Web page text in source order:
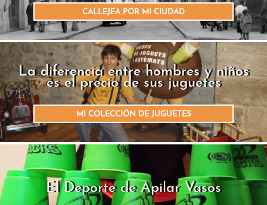
CALLEJEA POR MI CIUDAD
La diferencia entre hombres y niños
es el precio de sus juguetes
MI COLECCIÓN DE JUGUETES
El Deporte de Apilar Vasos